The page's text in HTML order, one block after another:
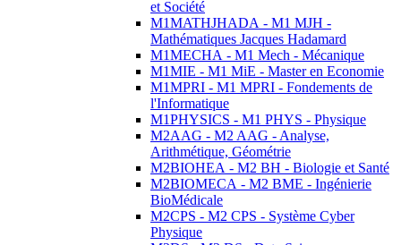
et Société
M1MATHJHADA - M1 MJH -
Mathématiques Jacques Hadamard
M1MECHA - M1 Mech - Mécanique
M1MIE - M1 MiE - Master en Economie
M1MPRI - M1 MPRI - Fondements de
l'Informatique
M1PHYSICS - M1 PHYS - Physique
M2AAG - M2 AAG - Analyse,
Arithmétique, Géométrie
M2BIOHEA - M2 BH - Biologie et Santé
M2BIOMECA - M2 BME - Ingénierie
BioMédicale
M2CPS - M2 CPS - Système Cyber
Physique